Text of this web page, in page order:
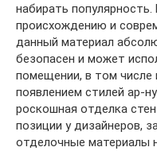
набирать
происхождению и
данный материал
безопасен и может
помещении, в том числе
появлением стилей ар-
роскошная отделка
позиции у дизайнеров,
отделочные материалы